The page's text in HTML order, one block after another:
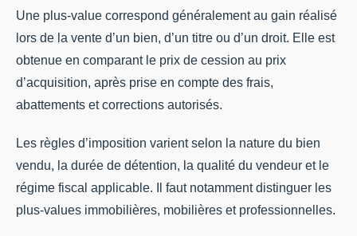
Une plus-value correspond généralement au gain réalisé
lors de la vente d’un bien, d’un titre ou d’un droit. Elle est
obtenue en comparant le prix de cession au prix
d’acquisition, après prise en compte des frais,
abattements et corrections autorisés.
Les règles d’imposition varient selon la nature du bien
vendu, la durée de détention, la qualité du vendeur et le
régime fiscal applicable. Il faut notamment distinguer les
plus-values immobilières, mobilières et professionnelles.